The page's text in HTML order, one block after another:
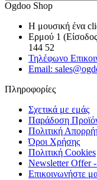
Ogdoo Shop
Η μουσική ένα
Ερμού 1
144 52
Τηλέφωνο
Email:
Πληροφορίες
Σχετικά με εμάς
Παράδοση
Πολιτική
Όροι Χρήσης
Πολιτική Cookies
Newsletter Offer
Επικοινωνήστε